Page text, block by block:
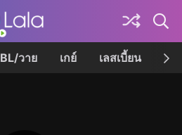
BL/วาย เกย์ เลสเบี้ยน เค